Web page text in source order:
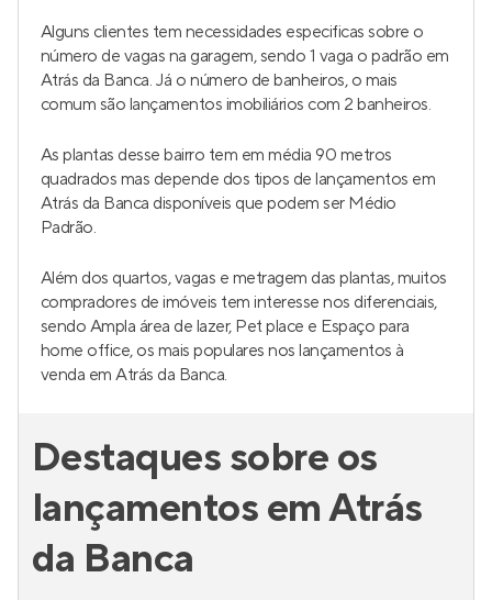
Alguns clientes tem necessidades especificas sobre o
número de vagas na garagem, sendo 1 vaga o padrão em
Atrás da Banca. Já o número de banheiros, o mais
comum são lançamentos imobiliários com 2 banheiros.
As plantas desse bairro tem em média 90 metros
quadrados mas depende dos tipos de lançamentos em
Atrás da Banca disponíveis que podem ser Médio
Padrão.
Além dos quartos, vagas e metragem das plantas, muitos
compradores de imóveis tem interesse nos diferenciais,
sendo Ampla área de lazer, Pet place e Espaço para
home office, os mais populares nos lançamentos à
venda em Atrás da Banca.
Destaques sobre os
lançamentos em Atrás
da Banca